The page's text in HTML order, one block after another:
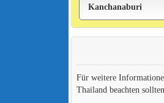
Für weitere
Thailand beachten